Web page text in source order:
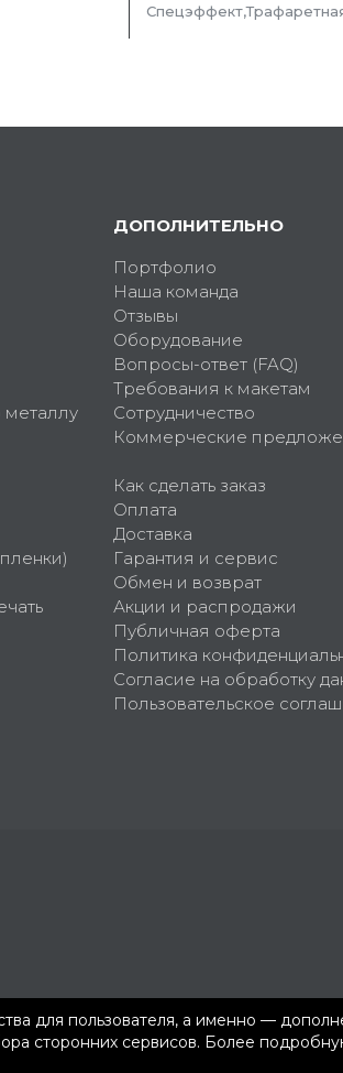
металлу
ДОПОЛНИТЕЛЬНО
Портфолио
Наша команда
Отзывы
Оборудование
Вопросы-ответ (FAQ)
Требования к макетам
Сотрудничество
Коммерческие
Как сделать заказ
Оплата
Доставка
Гарантия и сервис
Обмен и возврат
Акции и распродажи
Публичная оферта
Политика
Согласие на обработку
Пользовательское
для пользователя, а именно —
сторонних сервисов. Более